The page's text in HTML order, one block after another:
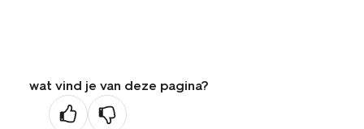
wat vind je van deze pagina?